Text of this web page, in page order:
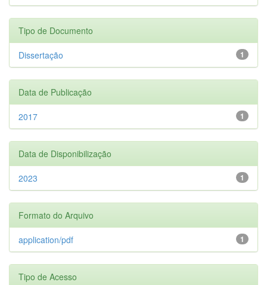
Tipo de Documento
1
Dissertação
Data de Publicação
1
2017
Data de Disponibilização
1
2023
Formato do Arquivo
1
application/pdf
Tipo de Acesso